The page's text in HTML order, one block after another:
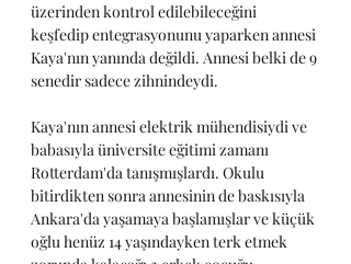
üzerinden kontrol edilebileceğini
keşfedip entegrasyonunu yaparken annesi
Kaya'nın yanında değildi. Annesi belki de 9
senedir sadece zihnindeydi.
Kaya'nın annesi elektrik mühendisiydi ve
babasıyla üniversite eğitimi zamanı
Rotterdam'da tanışmışlardı. Okulu
bitirdikten sonra annesinin de baskısıyla
Ankara'da yaşamaya başlamışlar ve küçük
oğlu henüz 14 yaşındayken terk etmek